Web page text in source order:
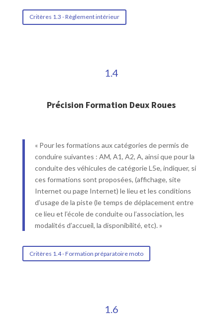
Critères 1.3 - Règlement intérieur
1.4
Précision Formation Deux Roues
« Pour les formations aux catégories de permis de
conduire suivantes : AM, A1, A2, A, ainsi que pour la
conduite des véhicules de catégorie L5e, indiquer, si
ces formations sont proposées, (affichage, site
Internet ou page Internet) le lieu et les conditions
d’usage de la piste (le temps de déplacement entre
ce lieu et l’école de conduite ou l’association, les
modalités d’accueil, la disponibilité, etc). »
Critères 1.4 - Formation préparatoire moto
1.6